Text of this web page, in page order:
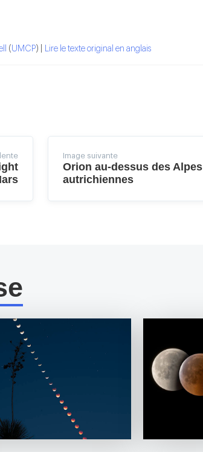
( UMCP) | Lire le texte original en anglais
Image suivante
Orion au-dessus des Alpes
autrichiennes